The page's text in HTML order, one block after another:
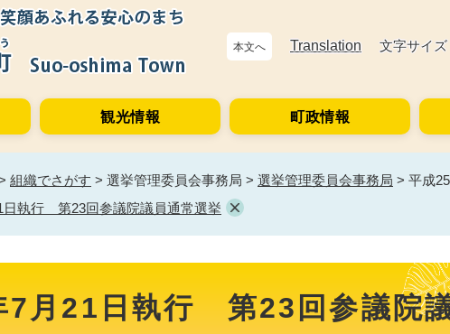
本文へ Translation 文字サイズ
観光情報 町政情報
組織でさがす > 選挙管理委員会事務局 > 選挙管理委員会事務局 > 平成
日執行 第23回参議院議員通常選挙
7月21日執行 第23回参議院